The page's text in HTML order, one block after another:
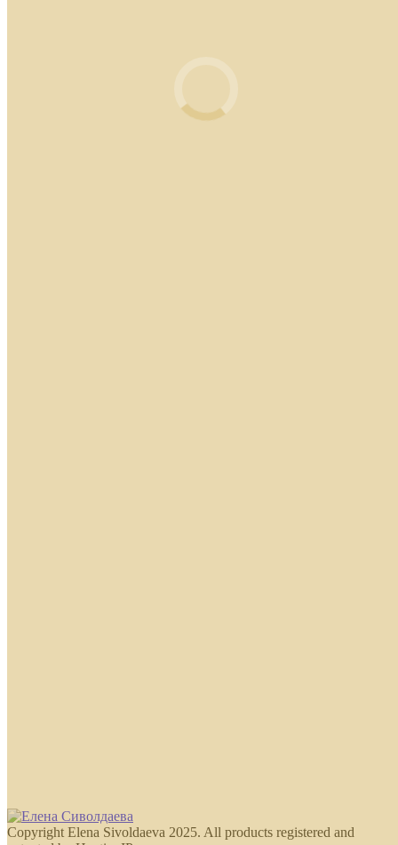
Copyright Elena Sivoldaeva 2025. All products registered and